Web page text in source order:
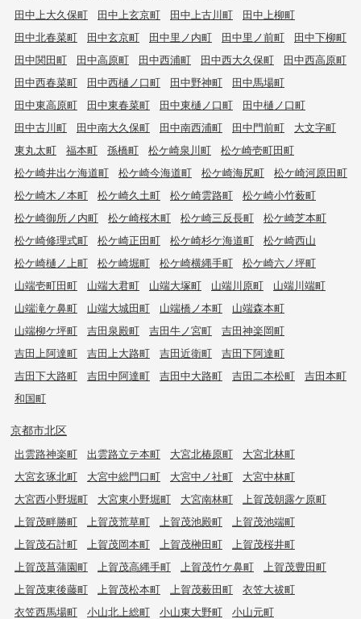
田中上大久保町
田中上玄京町 田中上古川町
田中上柳町
田中北春菜町
田中玄京町 田中里ノ内町 田中里ノ前町
田中下柳町
田中関田町
田中高原町 田中西浦町 田中西大久保町
田中西高原町
田中西春菜町
田中西樋ノ口町 田中野神町
田中馬場町
田中東高原町
田中東春菜町 田中東樋ノ口町
田中樋ノ口町
田中古川町
田中南大久保町 田中南西浦町 田中門前町
大文字町
東丸太町
福本町 孫橋町 松ケ崎泉川町
松ケ崎壱町田町
松ケ崎井出ケ海道町
松ケ崎今海道町 松ケ崎海尻町
松ケ崎河原田町
松ケ崎木ノ本町
松ケ崎久土町 松ケ崎雲路町
松ケ崎小竹薮町
松ケ崎御所ノ内町
松ケ崎桜木町 松ケ崎三反長町
松ケ崎芝本町
松ケ崎修理式町
松ケ崎正田町 松ケ崎杉ケ海道町
松ケ崎西山
松ケ崎樋ノ上町
松ケ崎堀町 松ケ崎横縄手町
松ケ崎六ノ坪町
山端壱町田町
山端大君町 山端大塚町 山端川原町
山端川端町
山端滝ケ鼻町
山端大城田町 山端橋ノ本町
山端森本町
山端柳ケ坪町
吉田泉殿町 吉田牛ノ宮町
吉田神楽岡町
吉田上阿達町
吉田上大路町 吉田近衛町
吉田下阿達町
吉田下大路町
吉田中阿達町 吉田中大路町 吉田二本松町
吉田本町
和国町
京都市北区
出雲路神楽町 出雲路立テ本町 大宮北椿原町
大宮北林町
大宮玄琢北町
大宮中総門口町 大宮中ノ社町
大宮中林町
大宮西小野堀町
大宮東小野堀町 大宮南林町
上賀茂朝露ケ原町
上賀茂畔勝町
上賀茂荒草町 上賀茂池殿町
上賀茂池端町
上賀茂石計町
上賀茂岡本町 上賀茂榊田町
上賀茂桜井町
上賀茂菖蒲園町
上賀茂高縄手町 上賀茂竹ケ鼻町
上賀茂豊田町
上賀茂東後藤町
上賀茂松本町 上賀茂薮田町
衣笠大祓町
衣笠西馬場町
小山北上総町 小山東大野町
小山元町